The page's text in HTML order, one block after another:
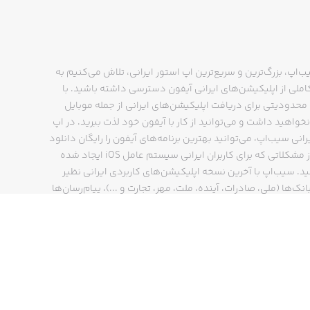
لذت بخشی از فعالسازی اشتراک اپل وان
رو ببرید.
بزرگ‌ترین و سریع‌ترین اپ استور ایرانی، تلاش می‌کنیم به
از اپلیکیشن‌های ایرانی آیفون دسترسی داشته باشید. با
برای دریافت اپلیکیشن‌های ایرانی از جمله موبایل
داشت و می‌توانید از کار با آیفون خود لذت ببرید. در اپ
سیب‌اپ، می‌توانید بهترین برنامه‌های آیفون را رایگان دانلود
کنید و از مشکلاتی که برای کاربران ایرانی سیستم عامل iOS ایجاد شده
سیب‌اپ با آخرین نسخه اپلیکیشن‌های کاربردی ایرانی نظیر
(ملی، صادرات، آینده، ملت، مهر، تجارت و ...)، پیام‌رسان‌ها